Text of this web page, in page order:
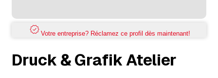
Votre entreprise? Réclamez ce profil dès maintenant!
Druck & Grafik Atelier